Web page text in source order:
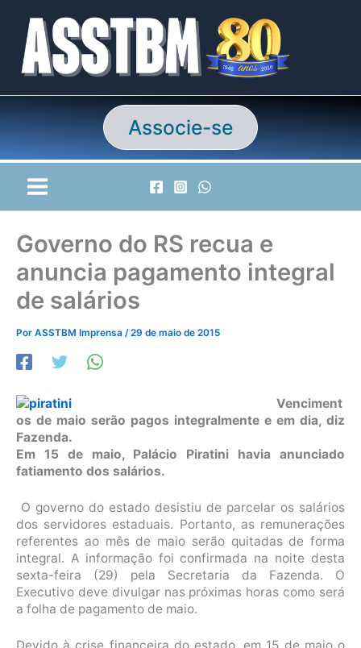
conteúdo
Associe-se
Governo do RS recua e
anuncia pagamento integral
de salários
Por ASSTBM Imprensa /29 de maio de 2015
Venciment
os de maio serão pagos integralmente e em dia, diz
Fazenda.
Em 15 de maio, Palácio Piratini havia anunciado
fatiamento dos salários.
O governo do estado desistiu de parcelar os salários
dos servidores estaduais. Portanto, as remunerações
referentes ao mês de maio serão quitadas de forma
integral. A informação foi confirmada na noite desta
sexta-feira (29) pela Secretaria da Fazenda. O
Executivo deve divulgar nas próximas horas como será
a folha de pagamento de maio.
Devido à crise financeira do estado, em 15 de maio o